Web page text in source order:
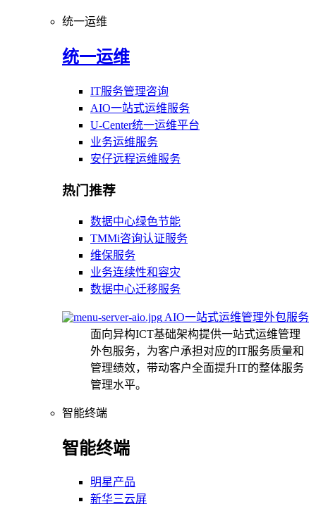
统一运维
统一运维
IT服务管理咨询
AIO一站式运维服务
U-Center统一运维平台
业务运维服务
安仔远程运维服务
热门推荐
数据中心绿色节能
TMMi咨询认证服务
维保服务
业务连续性和容灾
数据中心迁移服务
AIO一站式运维管理外包服务
面向异构ICT基础架构提供一站式运维管理
外包服务，为客户承担对应的IT服务质量和
管理绩效，带动客户全面提升IT的整体服务
管理水平。
智能终端
智能终端
明星产品
新华三云屏